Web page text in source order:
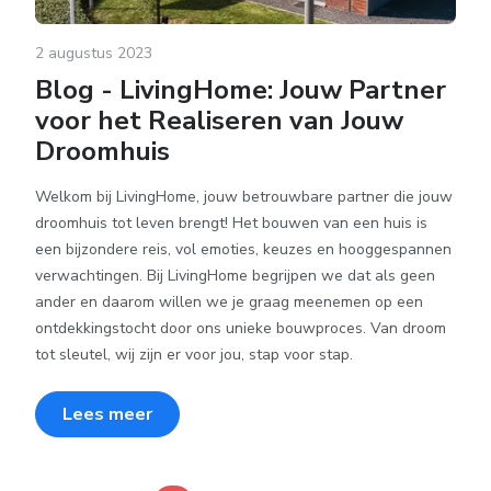
2 augustus 2023
Blog - LivingHome: Jouw Partner
voor het Realiseren van Jouw
Droomhuis
Welkom bij LivingHome, jouw betrouwbare partner die jouw
droomhuis tot leven brengt! Het bouwen van een huis is
een bijzondere reis, vol emoties, keuzes en hooggespannen
verwachtingen. Bij LivingHome begrijpen we dat als geen
ander en daarom willen we je graag meenemen op een
ontdekkingstocht door ons unieke bouwproces. Van droom
tot sleutel, wij zijn er voor jou, stap voor stap.
Lees meer